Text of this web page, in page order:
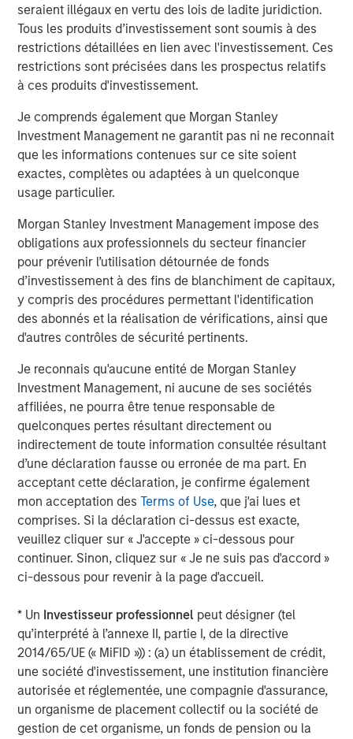
seraient illégaux en vertu des lois de ladite juridiction.
Tous les produits d’investissement sont soumis à des
restrictions détaillées en lien avec l'investissement. Ces
restrictions sont précisées dans les prospectus relatifs
à ces produits d'investissement.
Je comprends également que Morgan Stanley
Investment Management ne garantit pas ni ne reconnait
que les informations contenues sur ce site soient
exactes, complètes ou adaptées à un quelconque
usage particulier.
Morgan Stanley Investment Management impose des
obligations aux professionnels du secteur financier
pour prévenir l’utilisation détournée de fonds
d’investissement à des fins de blanchiment de capitaux,
y compris des procédures permettant l'identification
des abonnés et la réalisation de vérifications, ainsi que
d'autres contrôles de sécurité pertinents.
Je reconnais qu'aucune entité de Morgan Stanley
Investment Management, ni aucune de ses sociétés
affiliées, ne pourra être tenue responsable de
quelconques pertes résultant directement ou
indirectement de toute information consultée résultant
d’une déclaration fausse ou erronée de ma part. En
acceptant cette déclaration, je confirme également
mon acceptation desTerms of Use, que j'ai lues et
comprises. Si la déclaration ci-dessus est exacte,
veuillez cliquer sur « J'accepte » ci-dessous pour
continuer. Sinon, cliquez sur « Je ne suis pas d'accord »
ci-dessous pour revenir à la page d'accueil.
* Un Investisseur professionnel peut désigner (tel
qu’interprété à l’annexe II, partie I, de la directive
2014/65/UE (« MiFID »)) : (a) un établissement de crédit,
une société d'investissement, une institution financière
autorisée et réglementée, une compagnie d'assurance,
un organisme de placement collectif ou la société de
gestion de cet organisme, un fonds de pension ou la
cPacket delivers ‘visibility you can trust’ through tightly
integrated instrumentation for network-aware application
performance and security assurance though AIOps-
driven single-pane-of-glass analytics across hybrid-IT
environment. Our technology enables IT teams to
impacting the business. Leading enterprises, service
providers, and governments rely on cPacket solutions for
enhanced security, better service assurance, and greater
efficiency. Learn more atwww.cpacket.comor follow us
onTwitter, LinkedIn
BrightTalk.
About Morgan Stanley Expansion Capital
Morgan Stanley Expansion Capital is the growth-focused
private investment platform within Morgan Stanley
Investment Management. Funds managed by Morgan
Stanley Expansion Capital target growth equity and credit
digital media and other high growth sectors. For over
three decades, Morgan Stanley Expansion Capital has
successfully pursued growth investment opportunities
and has completed investments in over 190 companies
leveraging the global brand and network of Morgan
Stanley. For further information about Morgan Stanley
Expansion Capital, please
visitwww.morganstanley.com/im/expansioncapital
By clicking on any external links shown here, you agree
that you are navigating to a third party site. We are
providing these hyperlinks to you only as a convenience
imply any endorsement, approval, investigation,
verification or monitoring by us of any information
contained in any hyperlinked third party site. In no event
shall we be responsible for the information contained on
the site or your use of such site.
Morgan Stanley Expansion Capital